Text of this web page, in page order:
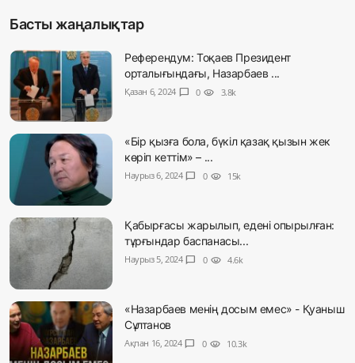
Басты жаңалықтар
Референдум: Тоқаев Президент
орталығындағы, Назарбаев ...
Қазан 6, 2024 chat_bubble 0 visibility 3.8k
«Бір қызға бола, бүкіл қазақ қызын жек
көріп кеттім» – ...
Наурыз 6, 2024 chat_bubble 0 visibility 15k
Қабырғасы жарылып, едені опырылған:
тұрғындар баспанасы...
Наурыз 5, 2024 chat_bubble 0 visibility 4.6k
«Назарбаев менің досым емес» - Қуаныш
Сұлтанов
Ақпан 16, 2024 chat_bubble 0 visibility 10.3k